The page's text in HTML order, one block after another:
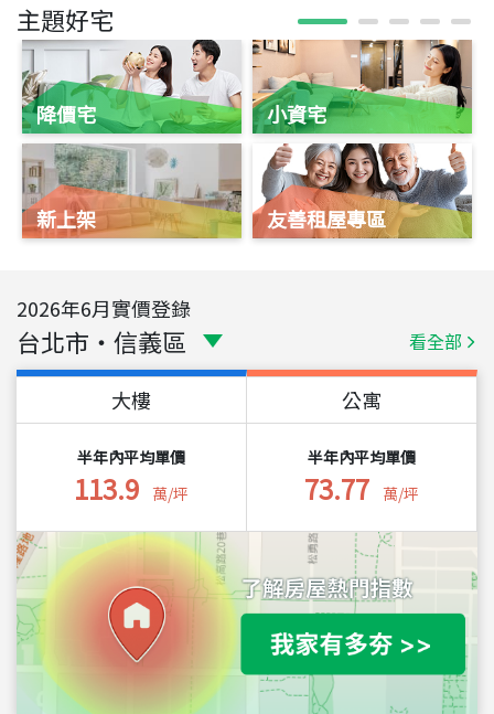
主題好宅
降價宅
新上架
小資宅
友善租屋專區
2026年6月實價登錄
台北市 ・ 信義區 看全部
大樓
半年內平均單價
113.9 萬/坪
公寓
半年內平均單價
73.77 萬/坪